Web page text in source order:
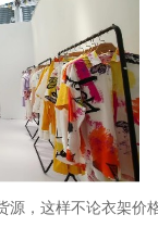
，这样不论衣架价